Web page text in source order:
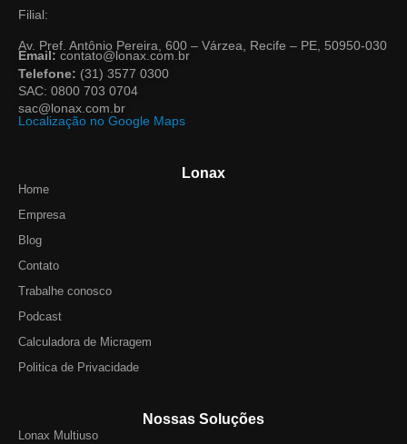
Filial:
Av. Pref. Antônio Pereira, 600 – Várzea, Recife – PE, 50950-030
Email: contato@lonax.com.br
Telefone: (31) 3577 0300
SAC: 0800 703 0704
sac@lonax.com.br
Localização no Google Maps
Lonax
Home
Empresa
Blog
Contato
Trabalhe conosco
Podcast
Calculadora de Micragem
Politica de Privacidade
Nossas Soluções
Lonax Multiuso